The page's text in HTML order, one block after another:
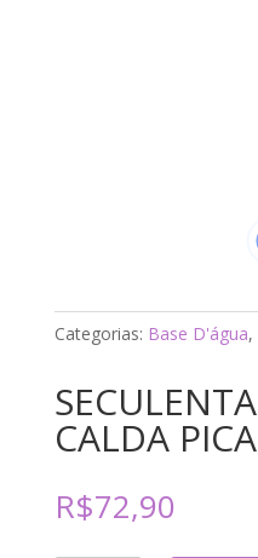
Categorias: Base D'água,
CALDA
R$72,90